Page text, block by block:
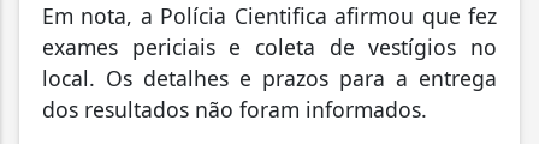
Em nota, a Polícia Cientifica afirmou que fez
exames periciais e coleta de vestígios no
local. Os detalhes e prazos para a entrega
dos resultados não foram informados.